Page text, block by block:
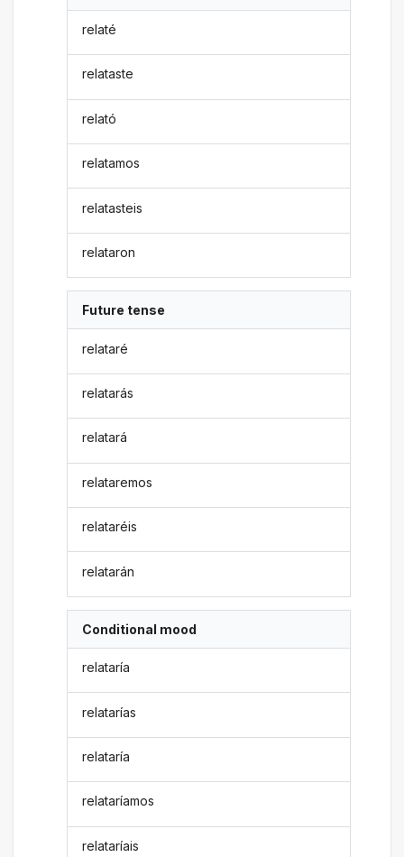
relaté
relataste
relató
relatamos
relatasteis
relataron
Future tense
relataré
relatarás
relatará
relataremos
relataréis
relatarán
Conditional mood
relataría
relatarías
relataría
relataríamos
relataríais